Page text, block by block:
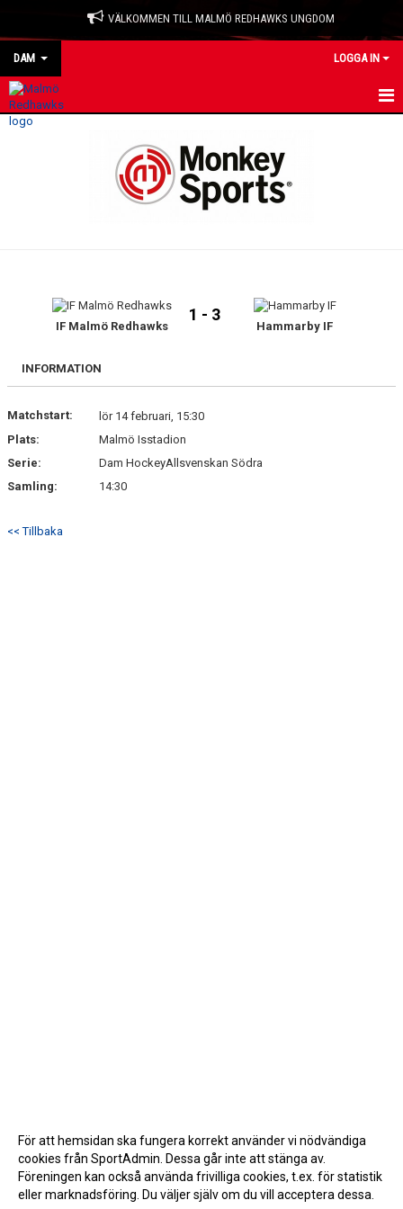
VÄLKOMMEN TILL MALMÖ REDHAWKS UNGDOM
DAM LOGGA IN
HEM
DOKUMENT
KONTAKT
IF Malmö Redhawks
1 - 3
Hammarby IF
INFORMATION
Matchstart:
lör 14 februari, 15:30
Plats:
Malmö Isstadion
Serie:
Dam HockeyAllsvenskan Södra
Samling:
14:30
<< Tillbaka
För att hemsidan ska fungera korrekt använder vi nödvändiga
cookies från SportAdmin. Dessa går inte att stänga av.
Föreningen kan också använda frivilliga cookies, t.ex. för statistik
eller marknadsföring. Du väljer själv om du vill acceptera dessa.